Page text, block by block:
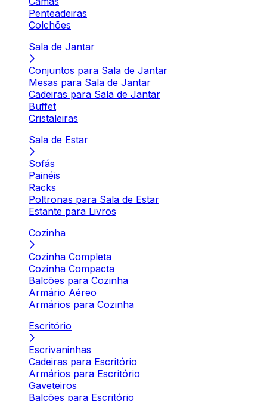
Penteadeiras
Colchões
Sala de Jantar
Conjuntos para Sala de Jantar
Mesas para Sala de Jantar
Cadeiras para Sala de Jantar
Buffet
Cristaleiras
Sala de Estar
Sofás
Painéis
Racks
Poltronas para Sala de Estar
Estante para Livros
Cozinha
Cozinha Completa
Cozinha Compacta
Balcões para Cozinha
Armário Aéreo
Armários para Cozinha
Escritório
Escrivaninhas
Cadeiras para Escritório
Armários para Escritório
Gaveteiros
Balcões para Escritório